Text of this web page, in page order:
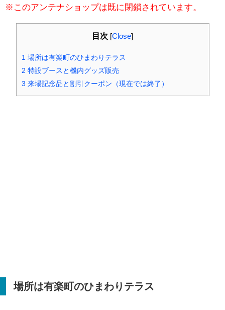
※このアンテナショップは既に閉鎖されています。
目次 [Close]
1 場所は有楽町のひまわりテラス
2 特設ブースと機内グッズ販売
3 来場記念品と割引クーポン（現在では終了）
場所は有楽町のひまわりテラス